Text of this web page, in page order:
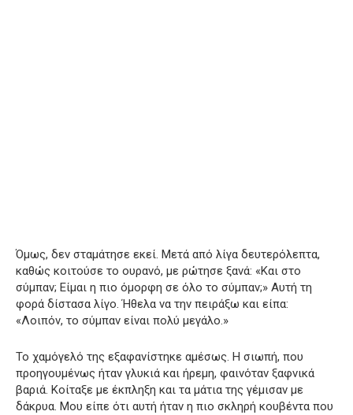
Όμως, δεν σταμάτησε εκεί. Μετά από λίγα δευτερόλεπτα,
καθώς κοιτούσε το ουρανό, με ρώτησε ξανά: «Και στο
σύμπαν; Είμαι η πιο όμορφη σε όλο το σύμπαν;» Αυτή τη
φορά δίστασα λίγο. Ήθελα να την πειράξω και είπα:
«Λοιπόν, το σύμπαν είναι πολύ μεγάλο.»
Το χαμόγελό της εξαφανίστηκε αμέσως. Η σιωπή, που
προηγουμένως ήταν γλυκιά και ήρεμη, φαινόταν ξαφνικά
βαριά. Κοίταξε με έκπληξη και τα μάτια της γέμισαν με
δάκρυα. Μου είπε ότι αυτή ήταν η πιο σκληρή κουβέντα που